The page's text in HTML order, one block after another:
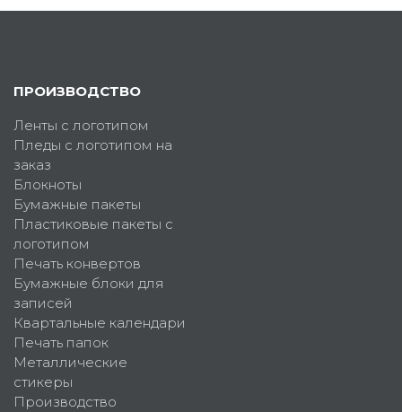
ПРОИЗВОДСТВО
Ленты с логотипом
Пледы с логотипом на
заказ
Блокноты
Бумажные пакеты
Пластиковые пакеты с
логотипом
Печать конвертов
Бумажные блоки для
записей
Квартальные календари
Печать папок
Металлические
стикеры
Производство